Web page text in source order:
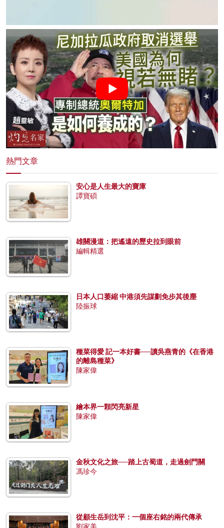
熱門文章
安心是人生最大的寶庫
譚寶碩
雄關漫道：把遙遠的歷史拉到眼前
編輯精選
日本人口萎縮 中港須先謀劃免步其後塵
陸振球
種菜得愛 記一本好書──讀吳燕青的《在香港
的離島種菜》
陳家偉
繪本界一顆閃亮新星
陳家偉
金秋文化之旅──踏上古蜀道，走過劍門關
馮珍今
從顧生岳到沈平：一個座右銘的兩代傳承